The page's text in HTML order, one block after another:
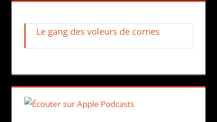
Le gang des voleurs de cornes